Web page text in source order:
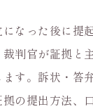
なった後に提
判官が証拠と
す。訴状・答
の提出方法、